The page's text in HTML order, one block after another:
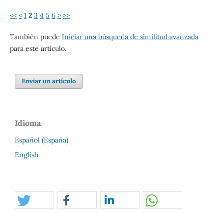
<< < 1 2 3 4 5 6 > >>
También puede Iniciar una búsqueda de similitud avanzada
para este artículo.
Enviar un artículo
Idioma
Español (España)
English